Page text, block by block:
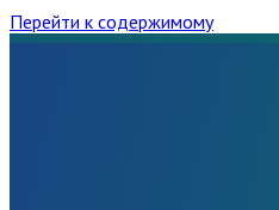
Перейти к содержимому